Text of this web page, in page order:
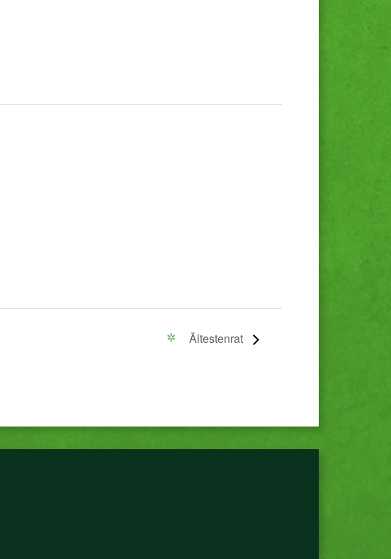
Ältestenrat